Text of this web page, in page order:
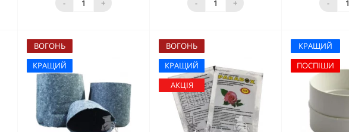
- + - + -
ВОГОНЬ
КРАЩИЙ
ВОГОНЬ
КРАЩИЙ
АКЦІЯ
КРАЩИЙ
ПОСПІШИ